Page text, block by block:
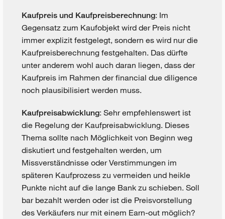
Kaufpreis und Kaufpreisberechnung: Im
Gegensatz zum Kaufobjekt wird der Preis nicht
immer explizit festgelegt, sondern es wird nur die
Kaufpreisberechnung festgehalten. Das dürfte
unter anderem wohl auch daran liegen, dass der
Kaufpreis im Rahmen der financial due diligence
noch plausibilisiert werden muss.
Kaufpreisabwicklung: Sehr empfehlenswert ist
die Regelung der Kaufpreisabwicklung. Dieses
Thema sollte nach Möglichkeit von Beginn weg
diskutiert und festgehalten werden, um
Missverständnisse oder Verstimmungen im
späteren Kaufprozess zu vermeiden und heikle
Punkte nicht auf die lange Bank zu schieben. Soll
bar bezahlt werden oder ist die Preisvorstellung
des Verkäufers nur mit einem Earn-out möglich?